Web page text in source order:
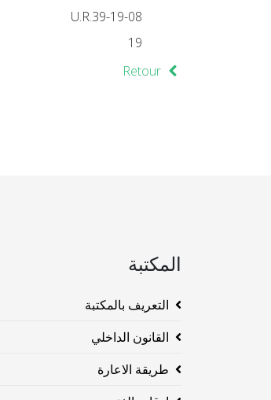
19-08-U.R.39
19
Retour
المكتبة
التعريف بالمكتبة
القانون الداخلي
طريقة الاعارة